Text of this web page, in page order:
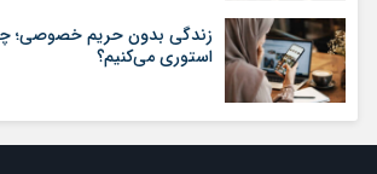
زندگی بدون حریم خصوصی؛
استوری می‌کنیم؟